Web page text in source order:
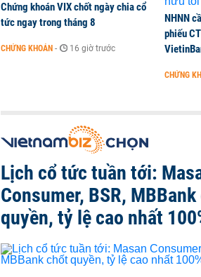
Chứng khoán VIX chốt ngày chia cổ
tức ngay trong tháng 8
CHỨNG KHOÁN - 16 giờ trước
NHNN
phiếu
CHỨNG
Lịch cổ tức tuần tới:
Consumer, BSR,
quyền, tỷ lệ cao nhất